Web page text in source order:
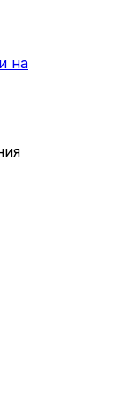
на